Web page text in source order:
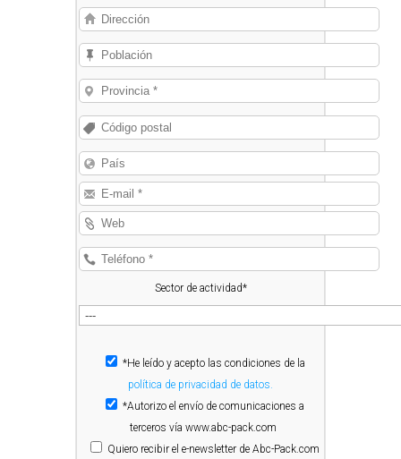
Sector de actividad*
*He leído y acepto las condiciones de la
política de privacidad de datos.
*Autorizo el envío de comunicaciones a
terceros vía www.abc-pack.com
Quiero recibir el e-newsletter de Abc-Pack.com